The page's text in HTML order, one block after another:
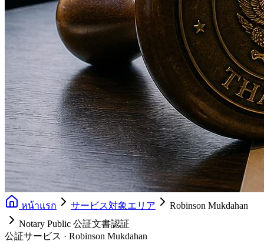
หน้าแรก サービス対象エリア
Robinson Mukdahan
Notary Public 公証文書認証
公証サービス · Robinson Mukdahan